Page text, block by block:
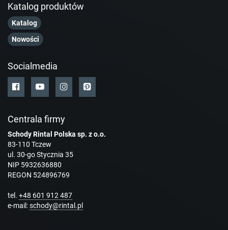
Katalog produktów
Katalog
Nowości
Socialmedia
Centrala firmy
Schody Rintal Polska sp. z o.o.
83-110 Tczew
ul. 30-go Stycznia 35
NIP 5932636880
REGON 524896769
tel. +48 601 912 487
e-mail:schody@rintal.pl